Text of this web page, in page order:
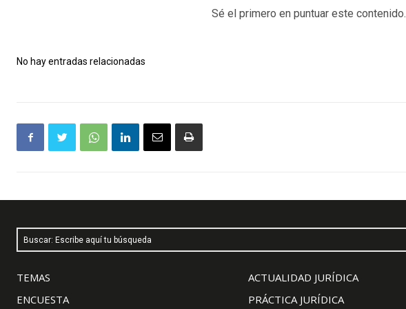
Sé el primero en puntuar este contenido.
No hay entradas relacionadas
Buscar: Escribe aquí tu búsqueda
TEMAS
ENCUESTA
ACTUALIDAD JURÍDICA
PRÁCTICA JURÍDICA